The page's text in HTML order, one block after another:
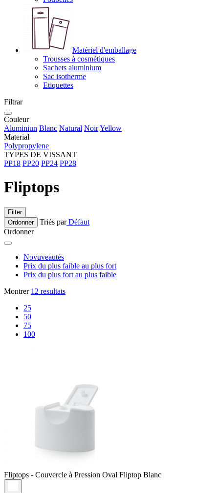
Matériel d'emballage
Trousses à cosmétiques
Sachets aluminium
Sac isotherme
Etiquettes
Filtrar
Couleur
Aluminiun Blanc Natural NoirYellow
Material
Polypropylene
TYPES DE VISSANT
PP18 PP20 PP24 PP28
Fliptops
Filter
Ordonner
Triés parDéfaut
Ordonner
Novuveautés
Prix du plus faible au plus fort
Prix du plus fort au plus faible
Montrer 12 resultats
25
50
75
100
Fliptops - Couvercle à Pression Oval Fliptop Blanc